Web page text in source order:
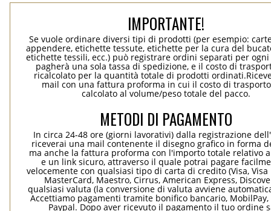
IMPORTANTE!
Se vuole ordinare diversi tipi di prodotti (per esempio:
appendere, etichette tessute, etichette per la cura del
etichette tessili, ecc.) può registrare ordini separati per
pagherà una sola tassa di spedizione, e il costo di
ricalcolato per la quantità totale di prodotti
mail con una fattura proforma in cui il costo di
calcolato al volume/peso totale del pacco.
METODI DI PAGAMENTO
In circa 24-48 ore (giorni lavorativi) dalla registrazione
riceverai una mail contenente il disegno grafico in forma
ma anche la fattura proforma con l'importo totale relativo
e un link sicuro, attraverso il quale potrai pagare
velocemente con qualsiasi tipo di carta di credito (Visa, Visa
MasterCard, Maestro, Cirrus, American Express,
qualsiasi valuta (la conversione di valuta avviene
Accettiamo pagamenti tramite bonifico bancario, MobilPay,
Paypal. Dopo aver ricevuto il pagamento il tuo ordine